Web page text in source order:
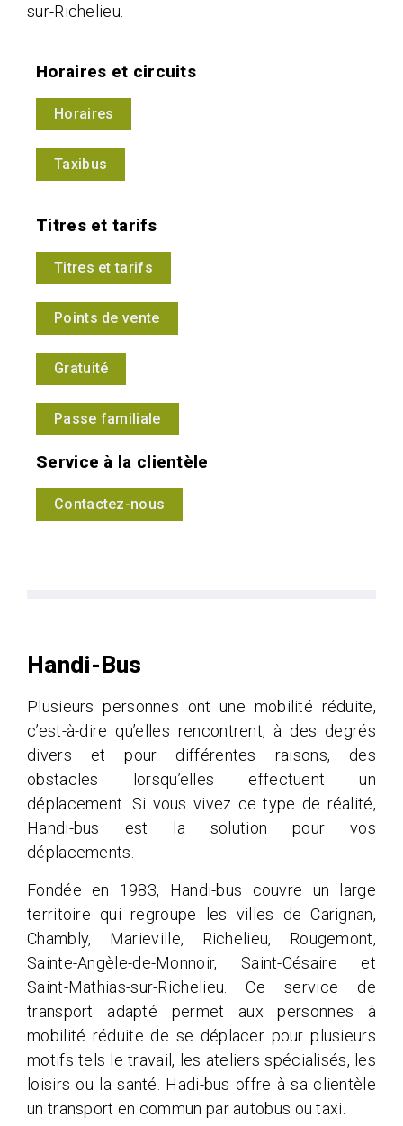
sur-Richelieu.
Horaires et circuits
Horaires
Taxibus
Titres et tarifs
Titres et tarifs
Points de vente
Gratuité
Passe familiale
Service à la clientèle
Contactez-nous
Handi-Bus
Plusieurs personnes ont une mobilité réduite,
c’est-à-dire qu’elles rencontrent, à des degrés
divers et pour différentes raisons, des
obstacles lorsqu’elles effectuent un
déplacement. Si vous vivez ce type de réalité,
Handi-bus est la solution pour vos
déplacements.
Fondée en 1983, Handi-bus couvre un large
territoire qui regroupe les villes de Carignan,
Chambly, Marieville, Richelieu, Rougemont,
Sainte-Angèle-de-Monnoir, Saint-Césaire et
Saint-Mathias-sur-Richelieu. Ce service de
transport adapté permet aux personnes à
mobilité réduite de se déplacer pour plusieurs
motifs tels le travail, les ateliers spécialisés, les
loisirs ou la santé. Hadi-bus offre à sa clientèle
un transport en commun par autobus ou taxi.